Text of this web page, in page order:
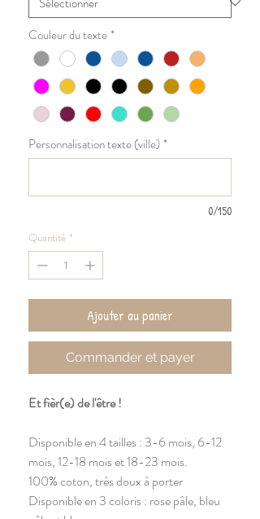
Couleur du texte*
Personnalisation texte (ville)*
0/150
Quantité *
Ajouter au panier
Commander et payer
Et fièr(e) de l'être !
Disponible en 4 tailles : 3-6 mois, 6-12
mois, 12-18 mois et 18-23 mois.
100% coton, très doux à porter
Disponible en 3 coloris : rose pâle, bleu